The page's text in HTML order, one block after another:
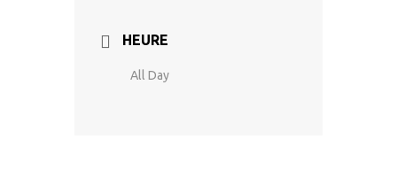
HEURE
All Day